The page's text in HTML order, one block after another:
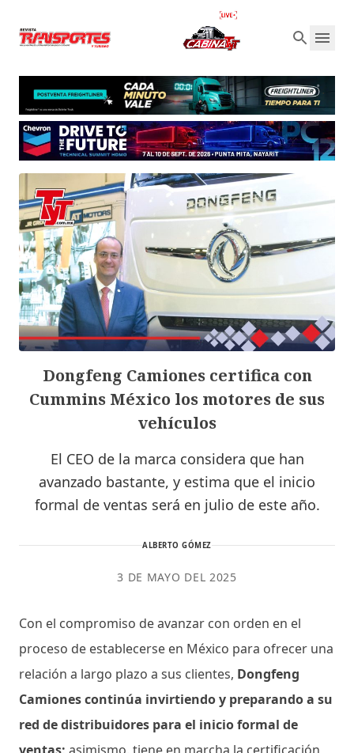
Dongfeng Camiones certifica con
Cummins México los motores de sus
vehículos
El CEO de la marca considera que han
avanzado bastante, y estima que el inicio
formal de ventas será en julio de este año.
ALBERTO GÓMEZ
3 DE MAYO DEL 2025
Con el compromiso de avanzar con orden en el
proceso de establecerse en México para ofrecer una
relación a largo plazo a sus clientes, Dongfeng
Camiones continúa invirtiendo y preparando a su
red de distribuidores para el inicio formal de